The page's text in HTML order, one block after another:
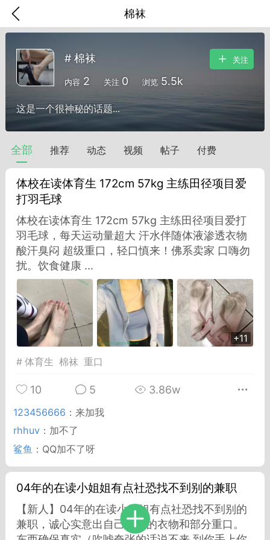
棉袜
味”的小姐
大二女生囡囡
Dsisley女
曲奇小饼干
小姐姐 海航在飞空姐
# 棉袜
内容 2 关注 0 浏览 5.5k
关注
这是一个很神秘的话题...
全部 推荐 动态 视频 帖子 付费
体校在读体育生 172cm 57kg 主练田径项目爱
打羽毛球
体校在读体育生 172cm 57kg 主练田径项目爱打
羽毛球，每天运动量超大 汗水伴随体液渗透衣物
酸汗臭闷 超级重口，轻口慎来！佛系卖家 口嗨勿
扰。饮食健康 ...
+11
# 体育生 棉袜 重口
10 5 3.86w
123456666 ：来加我
rhhuv ： 加不了
鲨鱼 ： QQ加不了呀
04年的在读小姐姐有点社恐找不到别的兼职
【新人】04年的在读小姐姐有点社恐找不到别的
兼职，诚心实意出自己贴身的衣物和部分重口。